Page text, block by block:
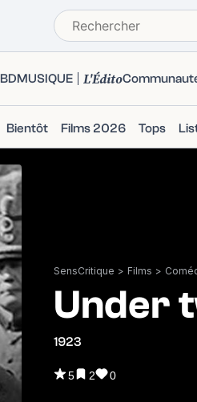
BDMUSIQUE L'Édito
Bientôt Films 2026 Tops
SensCritique > Films >
Under
1923
5 2 0